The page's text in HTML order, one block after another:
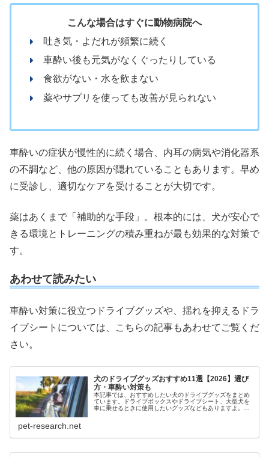
こんな場合はすぐに動物病院へ
吐き気・よだれが頻繁に続く
車酔い後も元気がなくぐったりしている
食欲がない・水を飲まない
薬やサプリを使っても改善が見られない
車酔いの症状が慢性的に続く場合、内耳の病気や消化器系
の不調など、他の原因が隠れていることもあります。早め
に受診し、適切なケアを受けることが大切です。
薬はあくまで「補助的な手段」。根本的には、犬が安心で
きる環境とトレーニングの積み重ねが最も効果的な対策で
す。
あわせて読みたい
車酔い対策に役立つドライブグッズや、揺れを抑えるドラ
イブシートについては、こちらの記事もあわせてご覧くだ
さい。
犬のドライブグッズおすすめ11選【2026】選び
方・車酔い対策も
本記事では、おすすめしたい犬のドライブグッズをまとめ
ています。ドライブボックスやドライブシート、大型犬を
車に乗せるときに使用したいグッズなどもありますよ。実
pet-research.net